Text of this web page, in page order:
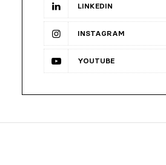
LINKEDIN
INSTAGRAM
YOUTUBE